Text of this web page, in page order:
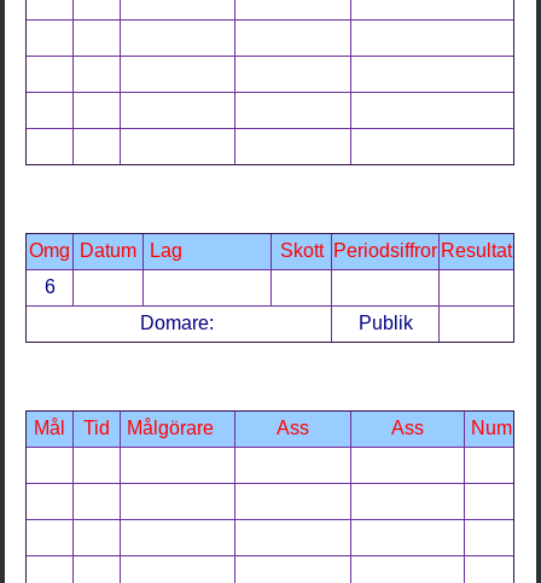
Omg Datum Lag Skott Periodsiffror Resultat
6
Domare:
Publik
Mål Tid Målgörare Ass Ass Num